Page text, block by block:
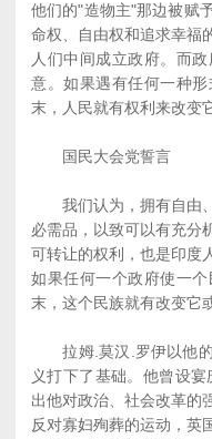
他们的"造物主"那边被赋
命权、自由权和追求幸福
人们中间成立政府。而
意。如果遇有任何一种
末，人民就有权利来改变
国民大会党誓言
我们认为，拥有自由、
必需品，以致可以有充
可转让的权利，也是印度
如果任何一个政府使一
末，这个民族就有改变它
拉姆.莫汉.罗伊以他的
义打下了基础。他曾设
出他对政治、社会改革的
反对寡妇殉葬的运动，英